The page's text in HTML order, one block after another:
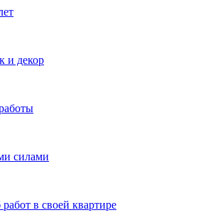
и декор
силами
в своей квартире